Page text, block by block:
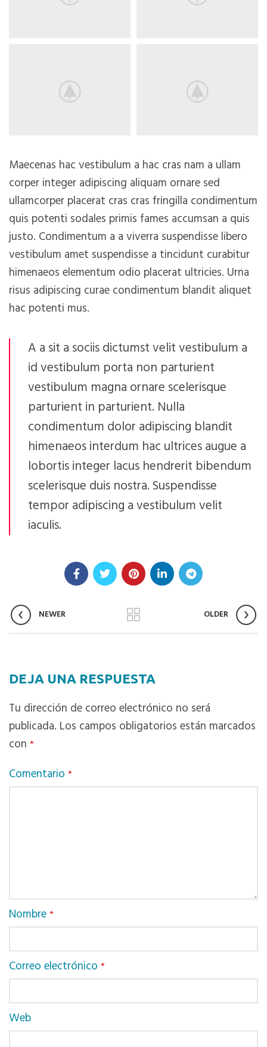
Maecenas hac vestibulum a hac cras nam a ullam
corper integer adipiscing aliquam ornare sed
ullamcorper placerat cras cras fringilla condimentum
quis potenti sodales primis fames accumsan a quis
justo. Condimentum a a viverra suspendisse libero
vestibulum amet suspendisse a tincidunt curabitur
himenaeos elementum odio placerat ultricies. Urna
risus adipiscing curae condimentum blandit aliquet
hac potenti mus.
A a sit a sociis dictumst velit vestibulum a
id vestibulum porta non parturient
vestibulum magna ornare scelerisque
parturient in parturient. Nulla
condimentum dolor adipiscing blandit
himenaeos interdum hac ultrices augue a
lobortis integer lacus hendrerit bibendum
scelerisque duis nostra. Suspendisse
tempor adipiscing a vestibulum velit
iaculis.
NEWER OLDER
DEJA UNA RESPUESTA
Tu dirección de correo electrónico no será
publicada. Los campos obligatorios están marcados
con *
Comentario *
Nombre*
Correo electrónico *
Web